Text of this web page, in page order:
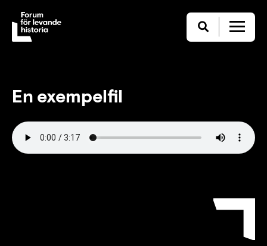
En exempelfil